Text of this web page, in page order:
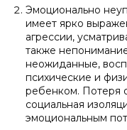
Эмоционально
имеет ярко
агрессии,
также
неожиданные,
психические и
ребенком. Потеря
социальная
эмоциональным